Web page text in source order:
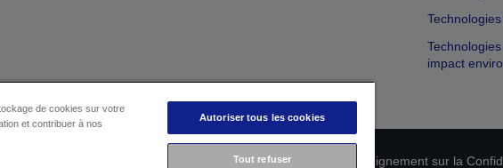
impact
Déclaration de Renseignement sur la
de cookies sur votre
et contribuer à nos
Autoriser tous les cookies
Tout refuser